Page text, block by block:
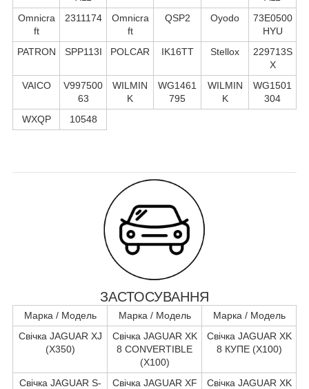
Omnicra
ft
2311174
Omnicra
ft
QSP2 Oyodo
73E0500
HYU
PATRON
SPP113I POLCAR IK16TT Stellox
229713S
X
VAICO
V997500
63
WILMIN
K
WG1461
795
WILMIN
K
WG1501
304
WXQP
10548
ЗАСТОСУВАННЯ
Марка / Модель Марка / Модель
Марка / Модель
Свічка JAGUAR XJ
(X350)
Свічка JAGUAR XK
8 CONVERTIBLE
(X100)
Свічка JAGUAR XK
8 КУПЕ (X100)
Свічка JAGUAR S-
Свічка JAGUAR XF
Свічка JAGUAR XK